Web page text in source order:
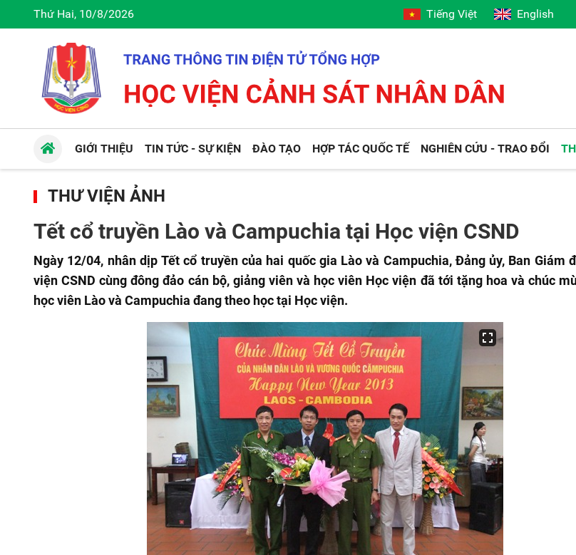
Thứ Hai, 10/8/2026 Tiếng Việt English
GIỚI THIỆU TIN TỨC - SỰ KIỆN ĐÀO TẠO HỢP TÁC QUỐC TẾ NGHIÊN CỨU - TRAO ĐỔI
THƯ VIỆN ẢNH
Tết cổ truyền Lào và Campuchia tại Học viện CSND
Ngày 12/04, nhân dịp Tết cổ truyền của hai quốc gia Lào và Campuchia, Đảng ủy, Ban Giám
viện CSND cùng đông đảo cán bộ, giảng viên và học viên Học viện đã tới tặng hoa và chúc
học viên Lào và Campuchia đang theo học tại Học viện.